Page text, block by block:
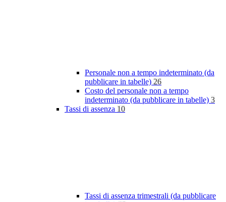
Personale non a tempo indeterminato (da
pubblicare in tabelle) 26
Costo del personale non a tempo
indeterminato (da pubblicare in tabelle) 3
Tassi di assenza 10
Tassi di assenza trimestrali (da pubblicare